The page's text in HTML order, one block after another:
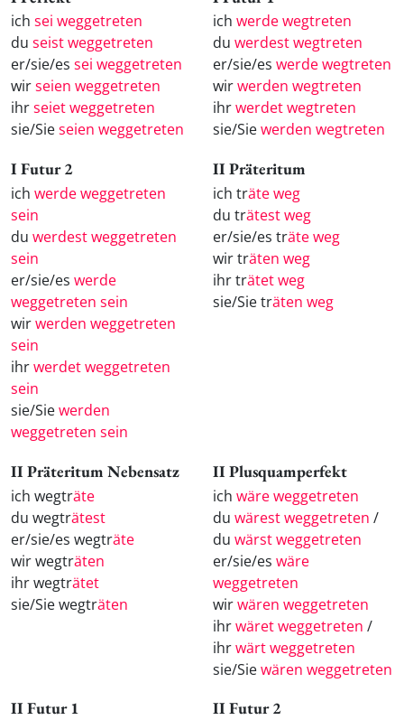
ich sei weggetreten
du seist weggetreten
er/sie/es sei weggetreten
wirseien weggetreten
ihrseiet weggetreten
sie/Sieseien weggetreten
ich werde wegtreten
du werdest wegtreten
er/sie/es werde wegtreten
wirwerden wegtreten
ihrwerdet wegtreten
sie/Siewerden wegtreten
I Futur 2
ich werde weggetreten
sein
du werdest weggetreten
sein
er/sie/es werde
weggetreten sein
wirwerden weggetreten
sein
ihrwerdet weggetreten
sein
sie/Siewerden
weggetreten sein
II Präteritum
ich träte weg
du trätest weg
er/sie/es träte weg
wir träten weg
ihr trätet weg
sie/Sie träten weg
II Präteritum Nebensatz
ich wegträte
du wegträtest
er/sie/es wegträte
wir wegträten
ihr wegträtet
sie/Sie wegträten
II Plusquamperfekt
ich wäre weggetreten
du wärest weggetreten /
du wärst weggetreten
er/sie/es wäre
weggetreten
wirwären weggetreten
ihrwäret weggetreten /
ihrwärt weggetreten
sie/Siewären weggetreten
II Futur 1 II Futur 2